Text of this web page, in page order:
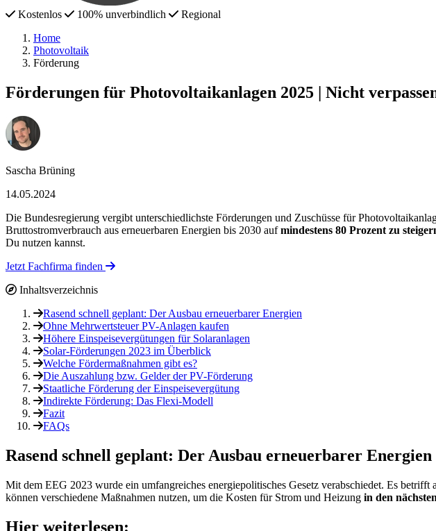
Kostenlos 100% unverbindlich
Regional
Home
Photovoltaik
Förderung
Förderungen für Photovoltaikanlagen 2025 | Nicht
Sascha Brüning
14.05.2024
Die Bundesregierung vergibt unterschiedlichste Förderungen und Zuschüsse für
Bruttostromverbrauch aus erneuerbaren Energien bis 2030 aufmindestens 80 Prozent zu
Du nutzen kannst.
Jetzt Fachfirma finden
Inhaltsverzeichnis
Rasend schnell geplant: Der Ausbau erneuerbarer Energien
Ohne Mehrwertsteuer PV-Anlagen kaufen
Höhere Einspeisevergütungen für Solaranlagen
Solar-Förderungen 2023 im Überblick
Welche Fördermaßnahmen gibt es?
Die Auszahlung bzw. Gelder der PV-Förderung
Staatliche Förderung der Einspeisevergütung
Indirekte Förderung: Das Flexi-Modell
Fazit
FAQs
Rasend schnell geplant: Der Ausbau erneuerbarer Energien
Mit dem EEG 2023 wurde ein umfangreiches energiepolitisches Gesetz verabschiedet. Es
können verschiedene Maßnahmen nutzen, um die Kosten für Strom und Heizung in den
Hier weiterlesen: